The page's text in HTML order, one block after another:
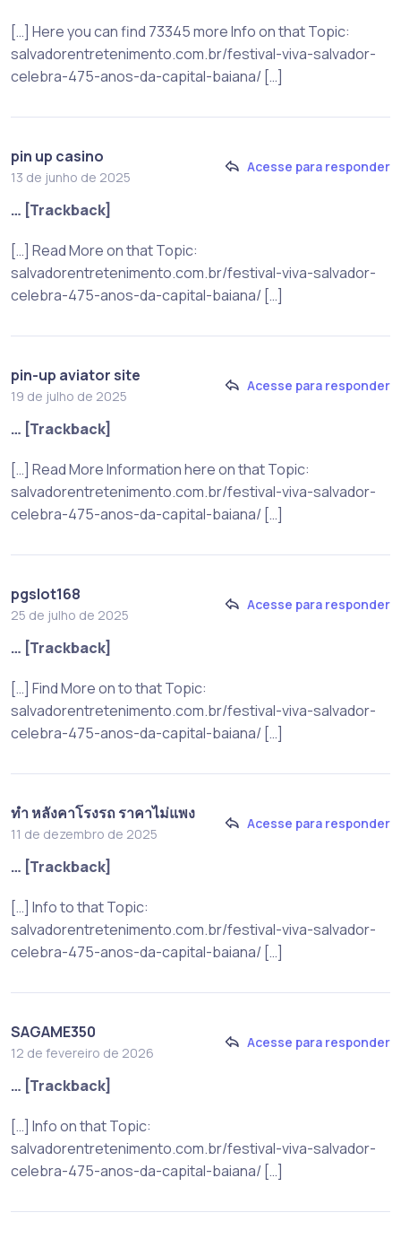
[…] Here you can find 73345 more Info on that Topic:
salvadorentretenimento.com.br/festival-viva-salvador-
celebra-475-anos-da-capital-baiana/ […]
pin up casino
13 de junho de 2025
Acesse para responder
… [Trackback]
[…] Read More on that Topic:
salvadorentretenimento.com.br/festival-viva-salvador-
celebra-475-anos-da-capital-baiana/ […]
pin-up aviator site
19 de julho de 2025
Acesse para responder
… [Trackback]
[…] Read More Information here on that Topic:
salvadorentretenimento.com.br/festival-viva-salvador-
celebra-475-anos-da-capital-baiana/ […]
pgslot168
25 de julho de 2025
Acesse para responder
… [Trackback]
[…] Find More on to that Topic:
salvadorentretenimento.com.br/festival-viva-salvador-
celebra-475-anos-da-capital-baiana/ […]
ทำ หลังคาโรงรถ ราคาไม่แพง
11 de dezembro de 2025
Acesse para responder
… [Trackback]
[…] Info to that Topic:
salvadorentretenimento.com.br/festival-viva-salvador-
celebra-475-anos-da-capital-baiana/ […]
SAGAME350
12 de fevereiro de 2026
Acesse para responder
… [Trackback]
[…] Info on that Topic:
salvadorentretenimento.com.br/festival-viva-salvador-
celebra-475-anos-da-capital-baiana/ […]